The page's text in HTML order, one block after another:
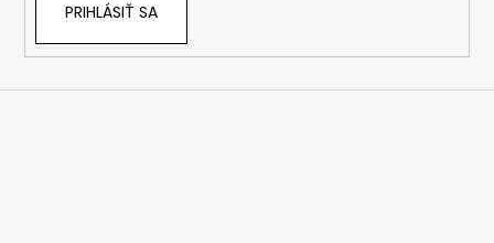
PRIHLÁSIŤ SA